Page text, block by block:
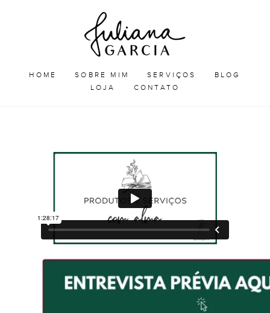
HOME SOBRE MIM SERVIÇOS
BLOG
LOJA
CONTATO